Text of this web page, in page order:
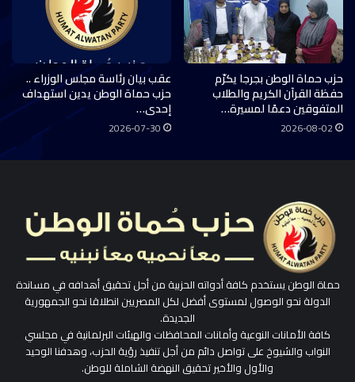
حزب حماة الوطن بجرجا يكرّم
حفظة القرآن الكريم والطلاب
المتفوقين دعمًا لمسيرة…
2026-08-02
عقب بيان رئاسة مجلس الوزراء ..
حزب حماة الوطن يدين استهداف
إحدى…
2026-07-30
حماة الوطن يستخدم كافة أدواته الحزبية من أجل تحقيق أهدافه في مساندة
الدولة نحو الوصول لمستوى أفضل لكل المصريين انطلاقا نحو الجمهورية
الجديدة.
كافة الأمانات النوعية وأمانات المحافظات والهيئات البرلمانية في مجلسي
النواب والشيوخ على تواصل دائم من أجل تنفيذ رؤية الحزب، وهدفنا الوحيد
والأول والأخير تحقيق النهضة الشاملة للوطن.